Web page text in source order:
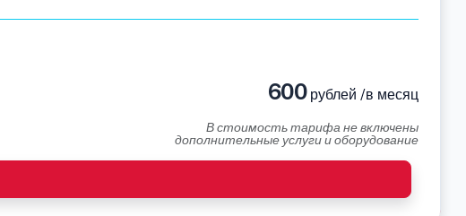
600рублей /в месяц
В стоимость тарифа не включены
дополнительные услуги и оборудование